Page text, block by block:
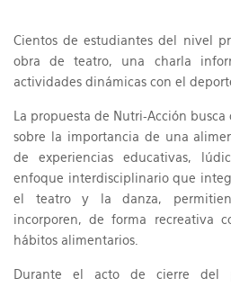
Cientos de estudiantes del nivel
obra de teatro, una charla
actividades dinámicas con el
La propuesta de Nutri-Acción
sobre la importancia de una
de experiencias educativas,
enfoque interdisciplinario que
el teatro y la danza,
incorporen, de forma recreativa
hábitos alimentarios.
Durante el acto de cierre del